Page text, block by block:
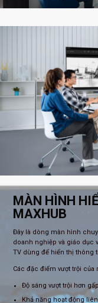
MÀN HÌNH
MAXHUB
Đây là dòng màn hình
doanh nghiệp và giáo dục
TV dùng để hiển thị thông
Các đặc điểm vượt trội
Độ sáng vượt trội hơn
Khả năng hoạt động